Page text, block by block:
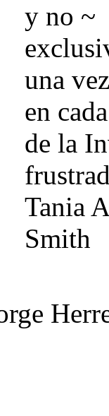
y no ~
una
en
de la
Tania
Smith